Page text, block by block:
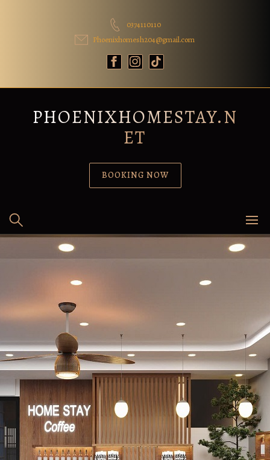
0374110110
Phoenixhomesh204@gmail.com
PHOENIXHOMESTAY.N
ET
BOOKING NOW